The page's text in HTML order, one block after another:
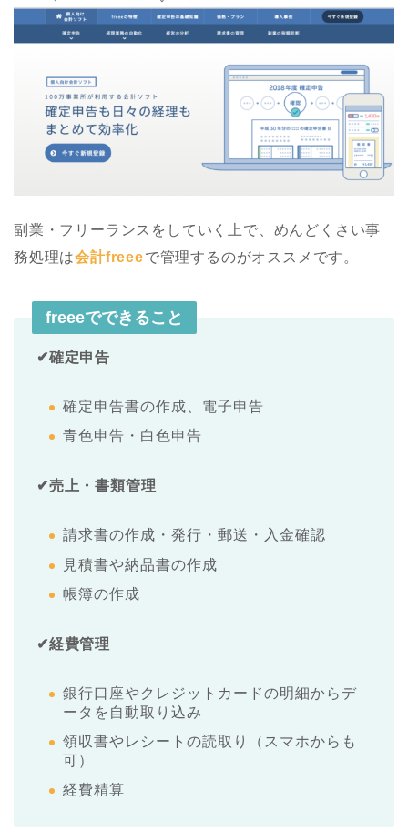
副業・フリーランスをしていく上で、めんどくさい事
務処理は会計freeeで管理するのがオススメです。
freeeでできること
✔︎確定申告
確定申告書の作成、電子申告
青色申告・白色申告
✔︎売上・書類管理
請求書の作成・発行・郵送・入金確認
見積書や納品書の作成
帳簿の作成
✔︎経費管理
銀行口座やクレジットカードの明細からデ
ータを自動取り込み
領収書やレシートの読取り（スマホからも
可）
経費精算